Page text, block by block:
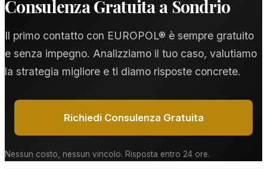
legalità di ogni prova, rendendola inattaccabile
verifiche specifiche a diverse settimane per
indagini complesse. A Sondrio, definiamo tempi e
modalità durante la consulenza gratuita —
nessuna sorpresa.
Consulenza Gratuita a Sondrio
Il primo contatto con EUROPOL® è sempre gratuito
e senza impegno. Analizziamo il tuo caso, valutiamo
la strategia migliore e ti diamo risposte concrete.
Richiedi Consulenza Gratuita
Nessun costo, nessun vincolo. Risposta entro 24 ore.